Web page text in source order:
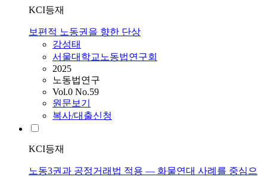
KCI등재
보편적 노동권을 향한 단상
강성태
서울대학교노동법연구회
2025
노동법연구
Vol.0 No.59
원문보기
복사/대출신청
KCI등재
노동3권과 공정거래법 적용 ― 화물연대 사례를 중심으